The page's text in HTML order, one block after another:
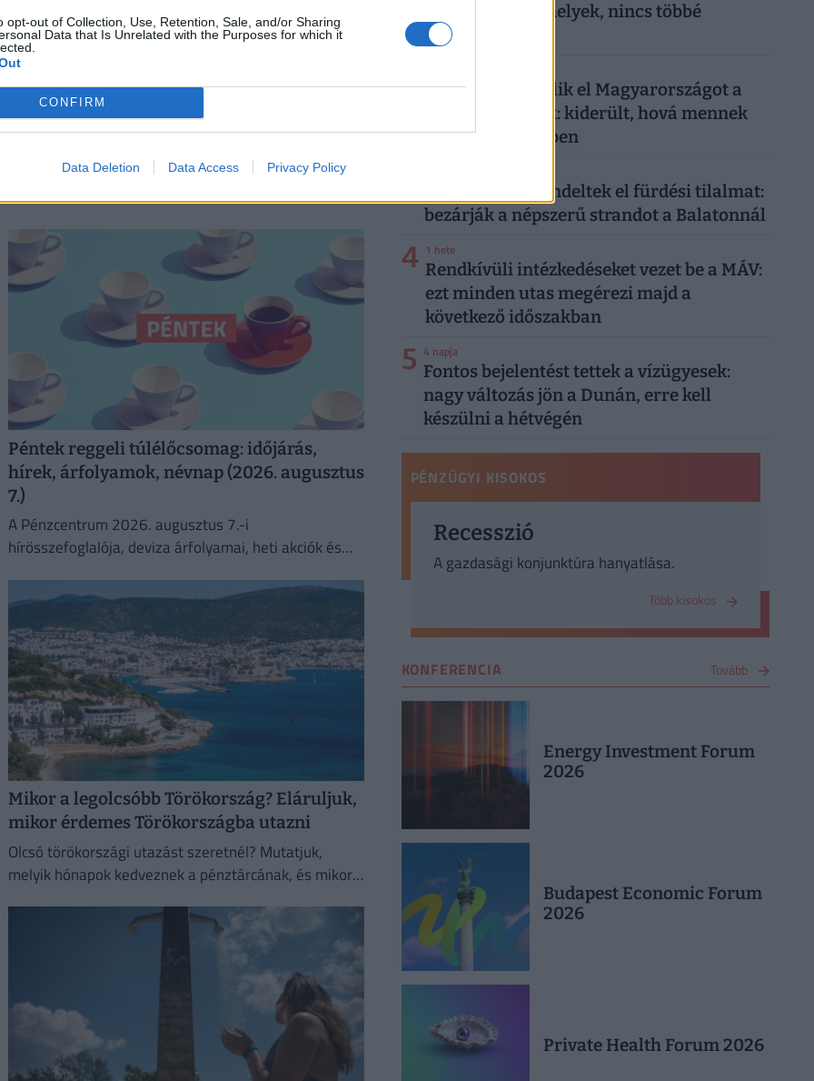
opt-out of Collection, Use, Retention, Sale, and/or Sharing
Data that Is Unrelated with the Purposes for which it
CONFIRM
Data Deletion Data Access Privacy Policy
Robban a NAV bírságbombája a Balatonnál:
akár kétmilliós büntetést is kaphatnak a
trükközők
frekventált területen a Balatonnál, ebből 316 esetben
tárt fel szabálytalanságot.
Péntek reggeli túlélőcsomag: időjárás,
hírek, árfolyamok, névnap (2026. augusztus
7.)
A Pénzcentrum 2026. augusztus 7.-i
hírösszefoglalója, deviza árfolyamai, heti akciók és
Mikor a legolcsóbb Törökország? Eláruljuk,
mikor érdemes Törökországba utazni
Olcsó törökországi utazást szeretnél? Mutatjuk,
melyik hónapok kedveznek a pénztárcának, és mikor
ezek a balatoni helyek, nincs többé
menekülőút
2 Tömegével kerülik el Magyarországot a
külföldi turisták: kiderült, hová mennek
sokkal szívesebben
Újabb helyen rendeltek el fürdési tilalmat:
bezárják a népszerű strandot a Balatonnál
4 1 hete
Rendkívüli intézkedéseket vezet be a MÁV:
ezt minden utas megérezi majd a
következő időszakban
5 4 napja
Fontos bejelentést tettek a vízügyesek:
nagy változás jön a Dunán, erre kell
készülni a hétvégén
PÉNZÜGYI KISOKOS
Recesszió
A gazdasági konjunktúra hanyatlása.
Több kisokos
KONFERENCIA Tovább
Energy Investment Forum
2026
Budapest Economic Forum
2026
Private Health Forum 2026